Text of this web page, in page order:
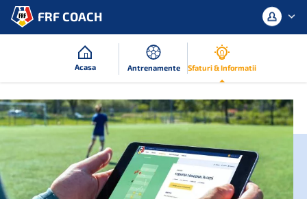
FRF COACH
Acasa Antrenamente Sfaturi & Informatii
înregistrați-vă.
Autentificare